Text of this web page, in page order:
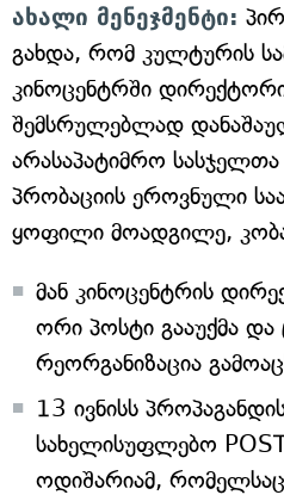
ახალი მენეჯმენტი:
გახდა, რომ კულტურის
კინოცენტრში
შემსრულებლად
არასაპატიმრო
პრობაციის ეროვნული
ყოფილი მოადგილე, კობა
მან კინოცენტრის
ორი პოსტი გააუქმა და
რეორგანიზაცია
13 ივნისს
სახელისუფლებო
ოდიშარიამ,